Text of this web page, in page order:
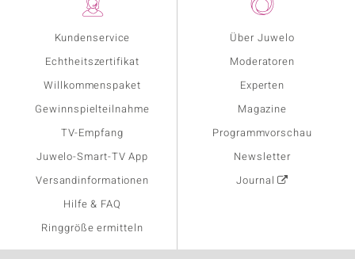
Kundenservice
Echtheitszertifikat
Willkommenspaket
Gewinnspielteilnahme
TV-Empfang
Juwelo-Smart-TV App
Versandinformationen
Hilfe & FAQ
Ringgröße ermitteln
Über Juwelo
Moderatoren
Experten
Magazine
Programmvorschau
Newsletter
Journal